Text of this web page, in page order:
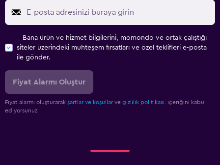
Bana ürün ve hizmet bilgilerini, momondo ve ortak çalıştığı
siteler üzerindeki muhteşem fırsatları ve özel teklifleri e-posta
ile gönder.
Fiyat Alarmı Oluştur
Fiyat alarmı oluşturarak şartlar ve koşullar ve gizlilik politikası.
içeriğini kabul
ediyorsunuz